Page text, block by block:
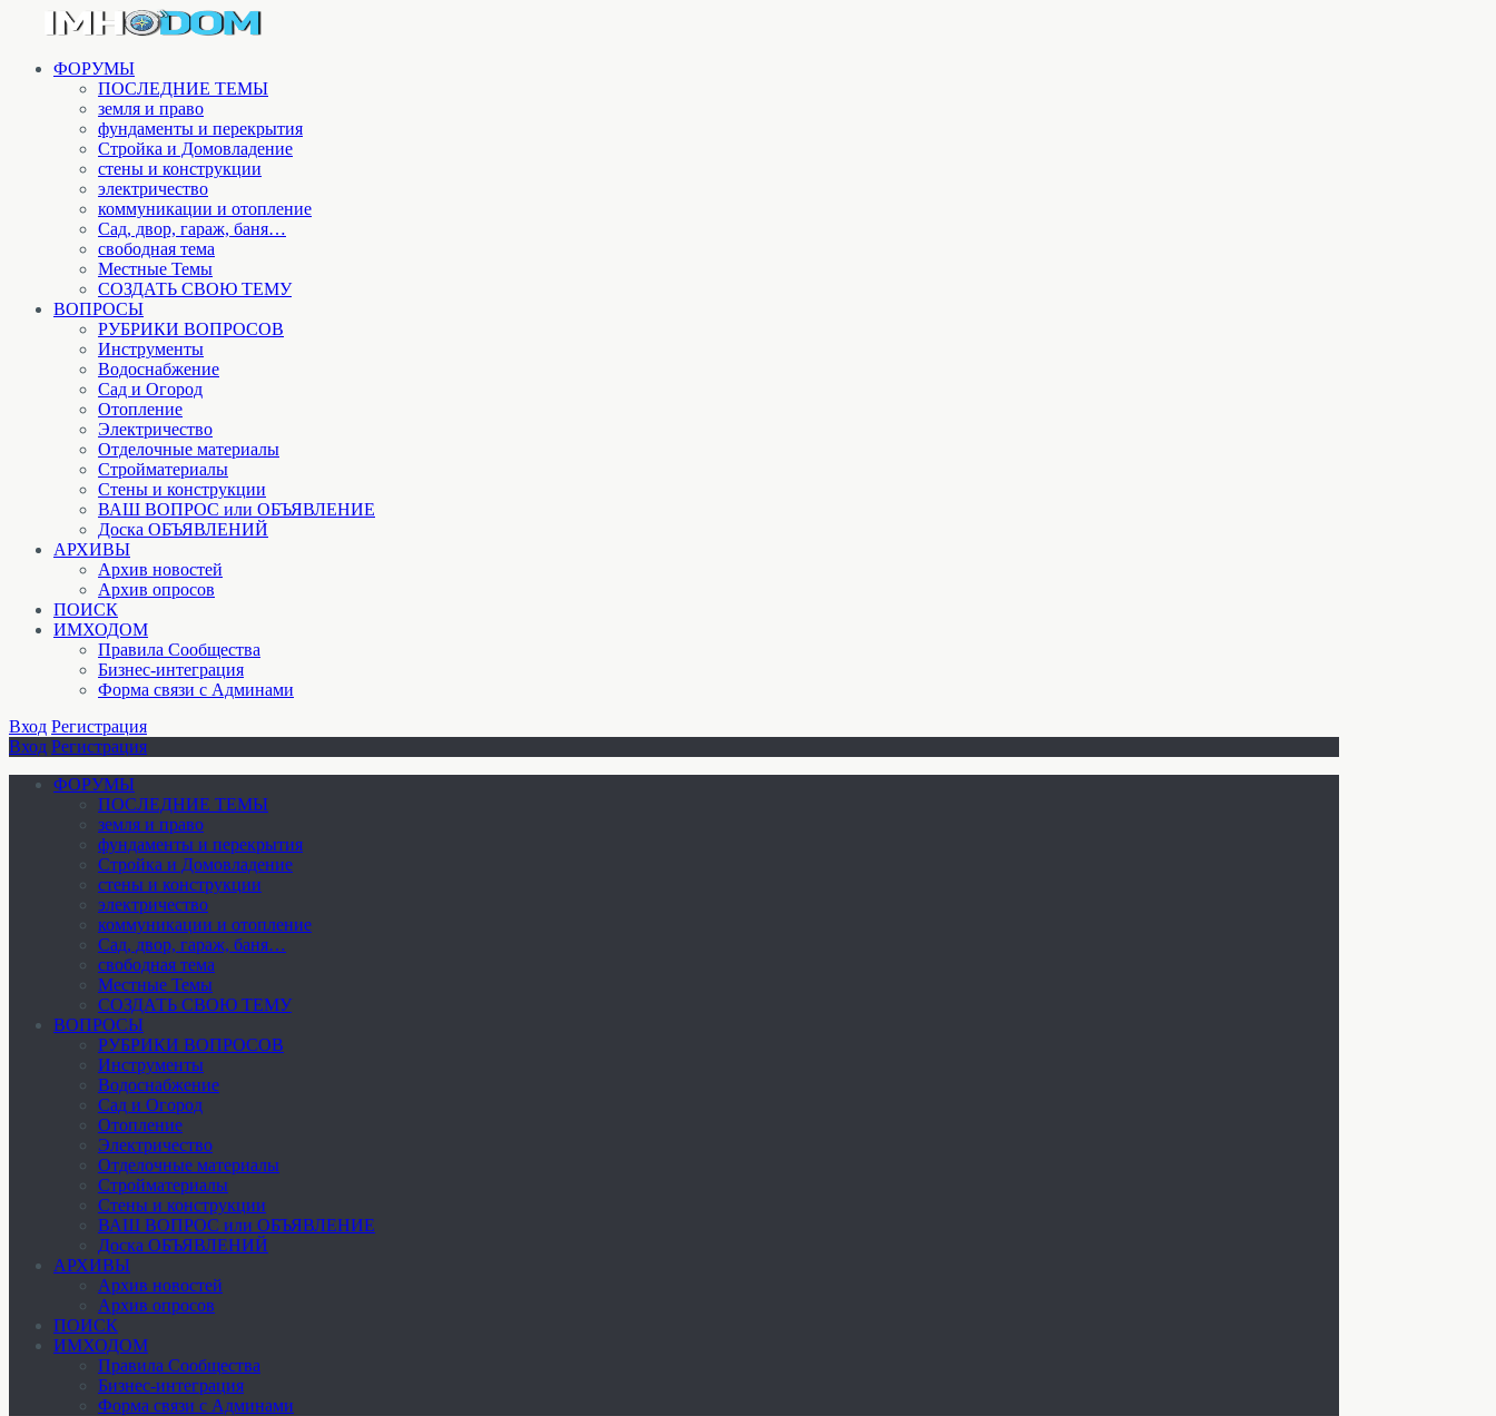
ФОРУМЫ
ПОСЛЕДНИЕ ТЕМЫ
земля и право
фундаменты и перекрытия
Стройка и Домовладение
стены и конструкции
электричество
коммуникации и отопление
Cад, двор, гараж, баня…
свободная тема
Местные Темы
СОЗДАТЬ СВОЮ ТЕМУ
ВОПРОСЫ
РУБРИКИ ВОПРОСОВ
Инструменты
Водоснабжение
Сад и Огород
Отопление
Электричество
Отделочные материалы
Стройматериалы
Стены и конструкции
ВАШ ВОПРОС или ОБЪЯВЛЕНИЕ
Доска ОБЪЯВЛЕНИЙ
АРХИВЫ
Архив новостей
Архив опросов
ПОИСК
ИМХОДОМ
Правила Сообщества
Бизнес-интеграция
Форма связи с Админами
Вход Регистрация
Вход Регистрация
ФОРУМЫ
ПОСЛЕДНИЕ ТЕМЫ
земля и право
фундаменты и перекрытия
Стройка и Домовладение
стены и конструкции
электричество
коммуникации и отопление
Cад, двор, гараж, баня…
свободная тема
Местные Темы
СОЗДАТЬ СВОЮ ТЕМУ
ВОПРОСЫ
РУБРИКИ ВОПРОСОВ
Инструменты
Водоснабжение
Сад и Огород
Отопление
Электричество
Отделочные материалы
Стройматериалы
Стены и конструкции
ВАШ ВОПРОС или ОБЪЯВЛЕНИЕ
Доска ОБЪЯВЛЕНИЙ
АРХИВЫ
Архив новостей
Архив опросов
ПОИСК
ИМХОДОМ
Правила Сообщества
Бизнес-интеграция
Форма связи с Админами